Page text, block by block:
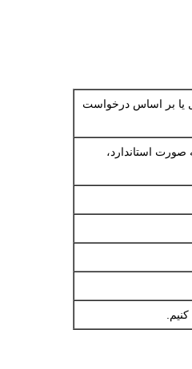
تخت، 50-100 کیلوگرم / رول یا بر اساس درخواست
صورت استاندارد،